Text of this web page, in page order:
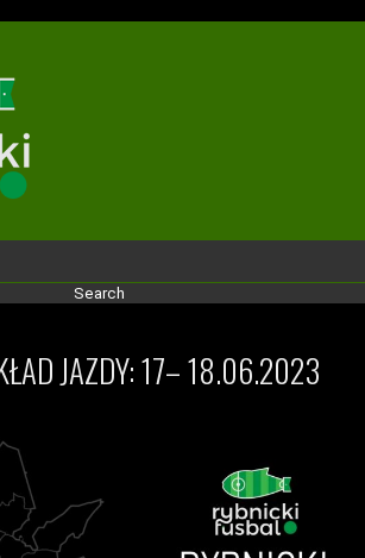
JAZDY: 17– 18.06.2023